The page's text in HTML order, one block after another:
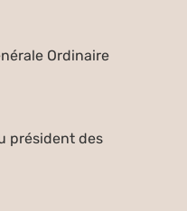
Ordinaire
président des